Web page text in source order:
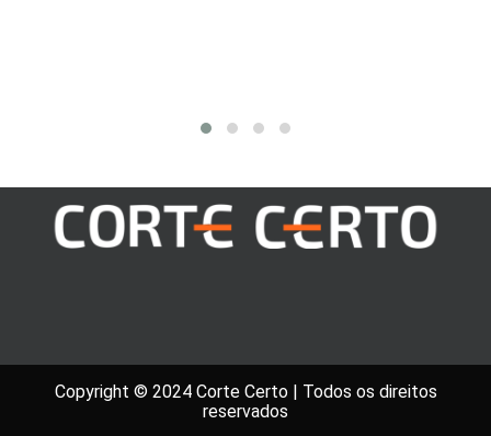
Copyright © 2024 Corte Certo | Todos os direitos
reservados